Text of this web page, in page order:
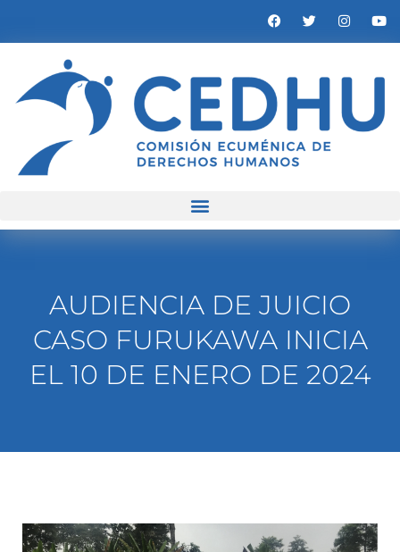
AUDIENCIA DE JUICIO
CASO FURUKAWA INICIA
EL 10 DE ENERO DE 2024